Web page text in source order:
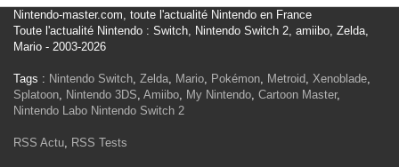
Nintendo-master.com, toute l'actualité Nintendo en France
Toute l'actualité Nintendo : Switch, Nintendo Switch 2, amiibo, Zelda,
Mario - 2003-2026
Tags : Nintendo Switch, Zelda, Mario, Pokémon, Metroid, Xenoblade,
Splatoon, Nintendo 3DS, Amiibo, My Nintendo, Cartoon Master,
Nintendo Labo Nintendo Switch 2
RSS Actu, RSS Tests